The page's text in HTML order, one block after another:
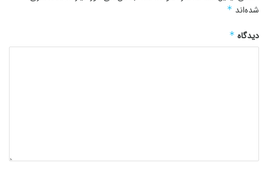
شده‌اند *
دیدگاه*